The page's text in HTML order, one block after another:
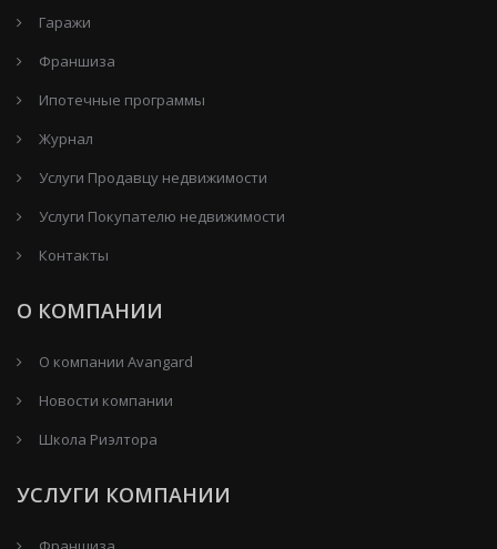
Гаражи
Франшиза
Ипотечные программы
Журнал
Услуги Продавцу недвижимости
Услуги Покупателю недвижимости
Контакты
О КОМПАНИИ
О компании Avangard
Новости компании
Школа Риэлтора
УСЛУГИ КОМПАНИИ